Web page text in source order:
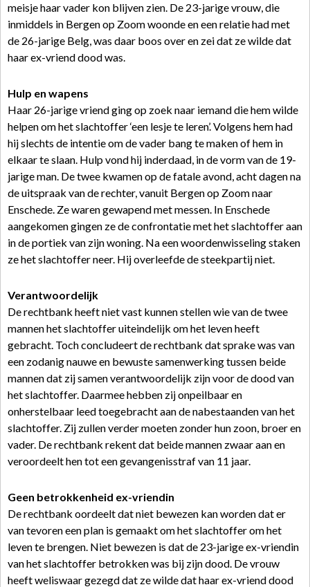
meisje haar vader kon blijven zien. De 23-jarige vrouw, die
inmiddels in Bergen op Zoom woonde en een relatie had met
de 26-jarige Belg, was daar boos over en zei dat ze wilde dat
haar ex-vriend dood was.
Hulp en wapens
Haar 26-jarige vriend ging op zoek naar iemand die hem wilde
helpen om het slachtoffer ‘een lesje te leren’. Volgens hem had
hij slechts de intentie om de vader bang te maken of hem in
elkaar te slaan. Hulp vond hij inderdaad, in de vorm van de 19-
jarige man. De twee kwamen op de fatale avond, acht dagen na
de uitspraak van de rechter, vanuit Bergen op Zoom naar
Enschede. Ze waren gewapend met messen. In Enschede
aangekomen gingen ze de confrontatie met het slachtoffer aan
in de portiek van zijn woning. Na een woordenwisseling staken
ze het slachtoffer neer. Hij overleefde de steekpartij niet.
Verantwoordelijk
De rechtbank heeft niet vast kunnen stellen wie van de twee
mannen het slachtoffer uiteindelijk om het leven heeft
gebracht. Toch concludeert de rechtbank dat sprake was van
een zodanig nauwe en bewuste samenwerking tussen beide
mannen dat zij samen verantwoordelijk zijn voor de dood van
het slachtoffer. Daarmee hebben zij onpeilbaar en
onherstelbaar leed toegebracht aan de nabestaanden van het
slachtoffer. Zij zullen verder moeten zonder hun zoon, broer en
vader. De rechtbank rekent dat beide mannen zwaar aan en
veroordeelt hen tot een gevangenisstraf van 11 jaar.
Geen betrokkenheid ex-vriendin
De rechtbank oordeelt dat niet bewezen kan worden dat er
van tevoren een plan is gemaakt om het slachtoffer om het
leven te brengen. Niet bewezen is dat de 23-jarige ex-vriendin
van het slachtoffer betrokken was bij zijn dood. De vrouw
heeft weliswaar gezegd dat ze wilde dat haar ex-vriend dood